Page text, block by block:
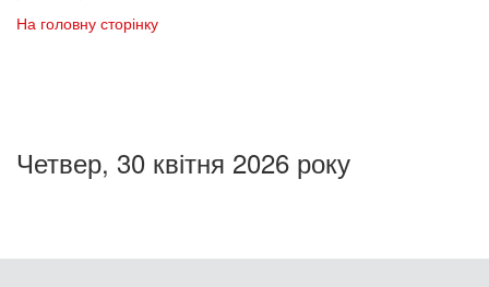
На головну сторінку
Четвер, 30 квітня 2026 року